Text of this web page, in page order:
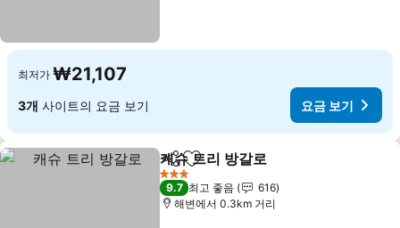
최저가 ₩21,107
3개 사이트의 요금 보기 요금 보기
공유 즐겨찾기에 추가
캐슈 트리 방갈로
3 성급
9.7 최고 좋음
616
해변에서 0.3km 거리